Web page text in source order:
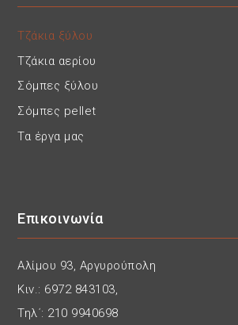
Τζάκια ξύλου
Τζάκια αερίου
Σόμπες ξύλου
Σόμπες pellet
Τα έργα μας
Επικοινωνία
Αλίμου 93, Αργυρούπολη
Κιν.: 6972 843103,
Τηλ΄: 210 9940698